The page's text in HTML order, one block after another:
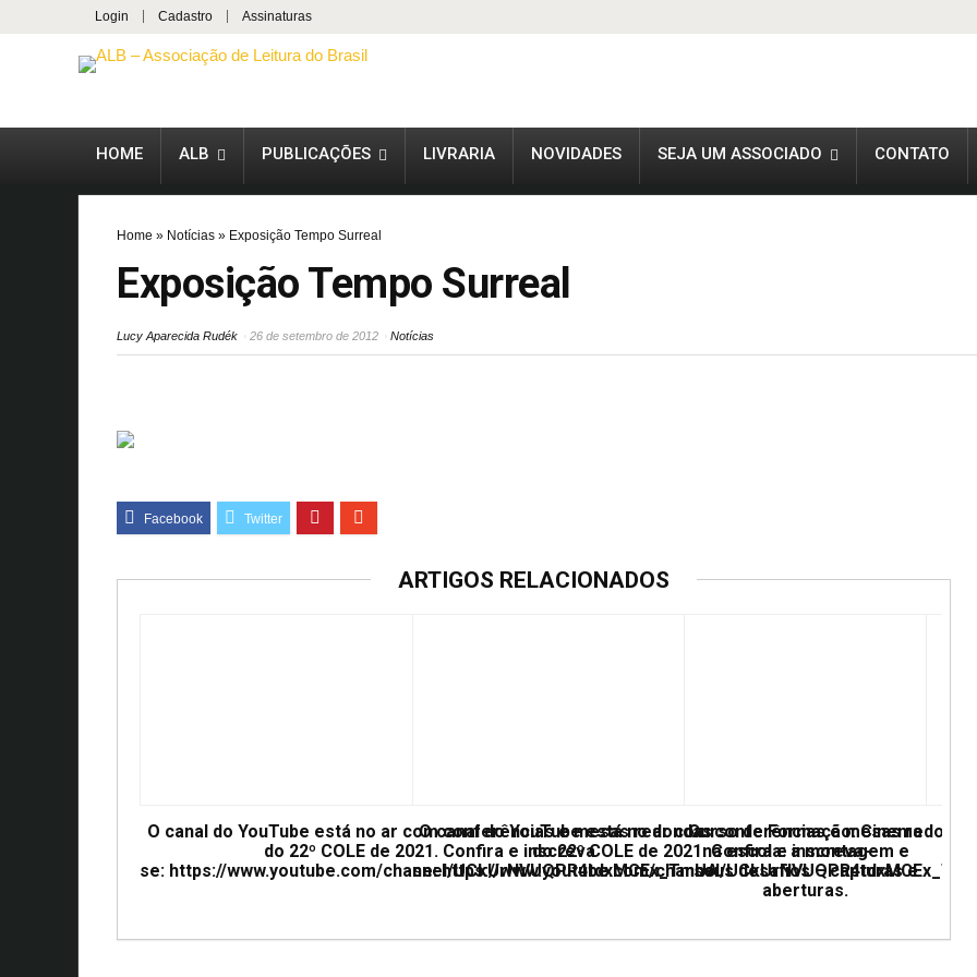
Login Cadastro Assinaturas
HOME ALB PUBLICAÇÕES LIVRARIA NOVIDADES SEJA UM ASSOCIADO CONTATO
Home » Notícias » Exposição Tempo Surreal
Exposição Tempo Surreal
Lucy Aparecida Rudék 26 de setembro de 2012 Notícias
ARTIGOS RELACIONADOS
O canal do YouTube está no ar com conferências e mesas redondas
do 22º COLE de 2021. Confira e inscreva
se: https://www.youtube.com/channel/UCkUrNVUQPR4tdxMCEx_TmUA
O canal do YouTube está no ar com conferências e mesas
do 22º COLE de 2021. Confira e inscreva-
se: https://www.youtube.com/channel/
Curso de Formação: Cinema
na escola: a montagem e
seus desafios – capturas e
aberturas.